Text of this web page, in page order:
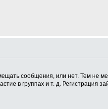
сообщения, или нет. Тем не
в группах и т. д. Регистрация